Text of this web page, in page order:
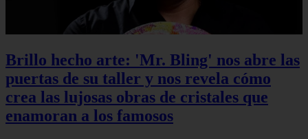
Brillo hecho arte: 'Mr. Bling' nos abre las
puertas de su taller y nos revela cómo
crea las lujosas obras de cristales que
enamoran a los famosos